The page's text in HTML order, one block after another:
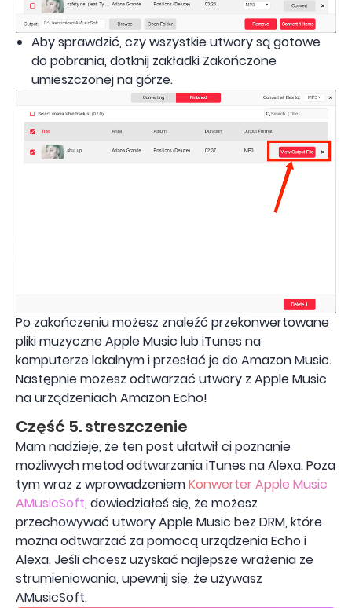
Aby sprawdzić, czy wszystkie utwory są gotowe
do pobrania, dotknij zakładki Zakończone
umieszczonej na górze.
Po zakończeniu możesz znaleźć przekonwertowane
pliki muzyczne Apple Music lub iTunes na
komputerze lokalnym i przesłać je do Amazon Music.
Następnie możesz odtwarzać utwory z Apple Music
na urządzeniach Amazon Echo!
Część 5. streszczenie
Mam nadzieję, że ten post ułatwił ci poznanie
możliwych metod odtwarzania iTunes na Alexa. Poza
tym wraz z wprowadzeniemKonwerter Apple Music
AMusicSoft, dowiedziałeś się, że możesz
przechowywać utwory Apple Music bez DRM, które
można odtwarzać za pomocą urządzenia Echo i
Alexa. Jeśli chcesz uzyskać najlepsze wrażenia ze
strumieniowania, upewnij się, że używasz
AMusicSoft.